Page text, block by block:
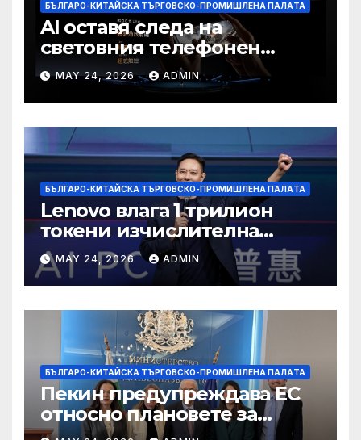
БЪЛГАРО-КИТАЙСКА ТЪРГОВСКО-ПРОМИШЛЕНА ПАЛAТА
AI оставя следа на
световния телефонен
пазар
MAY 24, 2026 ADMIN
БЪЛГАРО-КИТАЙСКА ТЪРГОВСКО-ПРОМИШЛЕНА ПАЛAТА
Lenovo влага 1 трилион
токени изчислителна
мощност в AI екосистемата
MAY 24, 2026 ADMIN
БЪЛГАРО-КИТАЙСКА ТЪРГОВСКО-ПРОМИШЛЕНА ПАЛAТА
Пекин предупреждава ЕС
относно плановете за
насочване към китайски